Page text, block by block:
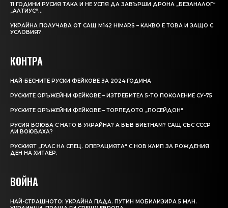
11 ГОДИНИ РУСИЯ ТАКА И НЕ УСПЯ ДА ЗАВЪРШИ ДРОНА „БЕЗАНАЛОГ“
„АЛТИУС“…
УКРАЙНА ПОЛУЧАВА ОТ САЩ M142 HIMARS – КАКВО Е ТОВА И ЗАЩО С
УСЛОВИЯ?
КОНТРА
НАЙ-БЕСНИТЕ РУСКИ ФЕЙКОВЕ ЗА 2024 ГОДИНА
РУСКИТЕ ОРЪЖЕЙНИ ФЕЙКОВЕ – ИЗТРЕБИТЕЛ 5-ТО ПОКОЛЕНИЕ СУ-75
РУСКИТЕ ОРЪЖЕЙНИ ФЕЙКОВЕ – ТОРПЕДОТО „ПОСЕЙДОН“
РУСИЯ ВОЮВА С НАТО В УКРАЙНА? А ВЪВ ВИЕТНАМ? САЩ СЪС СССР
ЛИ ВОЮВАХА?
РУСКИЯТ „ГЛАС НА СПЕЦ. ОПЕРАЦИЯТА“ С НОВ КЛИП ЗА РОЖДЕНИЯ
ДЕН НА ХИТЛЕР.
ВОЙНА
НАЙ-СТРАШНОТО: УКРАЙНА ПАДА. ПУТИН МОБИЛИЗИРА 5 МЛН.